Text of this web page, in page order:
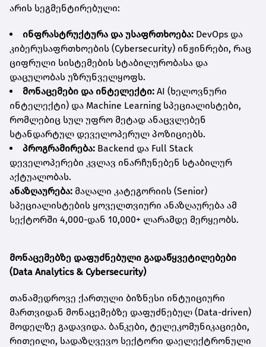
არის სეგმენტირებული:
ინფრასტრუქტურა და უსაფრთხოება: DevOps და
კიბერუსაფრთხოების (Cybersecurity) ინჟინრები, რაც
ციფრული სისტემების სტაბილურობასა და
დაცულობას უზრუნველყოფს.
მონაცემები და ინტელექტი: AI (ხელოვნური
ინტელექტი) და Machine Learning სპეციალისტები,
რომლებიც სულ უფრო მეტად ანაცვლებენ
სტანდარტულ დეველოპერულ პოზიციებს.
პროგრამირება: Backend და Full Stack
დეველოპერები კვლავ ინარჩუნებენ სტაბილურ
აქტუალობას.
ანაზღაურება: მაღალი კატეგორიის (Senior)
სპეციალისტების ყოველთვიური ანაზღაურება ამ
სექტორში 4,000-დან 10,000+ ლარამდე მერყეობს.
მონაცემებზე დაფუძნებული გადაწყვეტილებები
(Data Analytics & Cybersecurity)
თანამედროვე ქართული ბიზნესი ინტუიციური
მართვიდან მონაცემებზე დაფუძნებულ (Data-driven)
მოდელზე გადავიდა. ბანკები, ტელეკომუნიკაციები,
რითეილი, სადაზღვევო სექტორი დაელექტრონული